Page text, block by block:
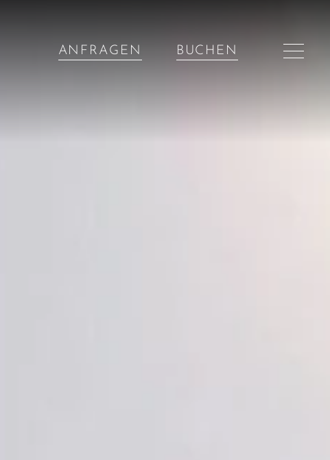
ANFRAGEN BUCHEN